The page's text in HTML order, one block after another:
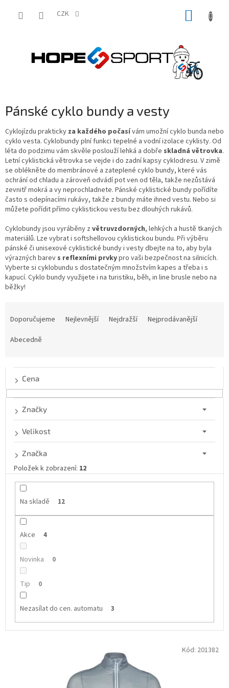
CZK
Pánské cyklo bundy a vesty
Cyklojízdu prakticky za každého počasívám umožní cyklo bunda nebo
cyklo vesta. Cyklobundy plní funkci tepelné a vodní izolace cyklisty. Od
léta do podzimu vám skvěle poslouží lehká a dobře skladná větrovka.
Letní cyklistická větrovka se vejde i do zadní kapsy cyklodresu. V zimě
se oblékněte do membránové a zateplené cyklo bundy, které vás
ochrání od chladu a zároveň odvádí pot ven od těla, takže nezůstává
zevnitř mokrá a vy neprochladnete. Pánské cyklistické bundy pořídíte
často s odepínacími rukávy, takže z bundy máte ihned vestu. Nebo si
můžete pořídit přímo cyklistickou vestu bez dlouhých rukávů.
Cyklobundy jsou vyráběny z větruvzdorných, lehkých a hustě tkaných
materiálů. Lze vybrat i softshellovou cyklistickou bundu. Při výběru
pánské či unisexové cyklistické bundy i vesty dbejte na to, aby byla
výrazných barev s reflexními prvkypro vaši bezpečnost na silnicích.
Vyberte si cyklobundu s dostatečným množstvím kapes a třeba i s
kapucí. Cyklo bundy využijete i na turistiku, běh, in line brusle nebo na
běžky!
o
Doporučujeme Nejlevnější Nejdražší
Nejprodávanější
Abecedně
Cena
Na skladě 12
Akce 4
Novinka 0
Tip 0
Nezasílat do cen. automatu 3
Značky
Velikost
Značka
Položek k zobrazení: 12
Kód: 201382